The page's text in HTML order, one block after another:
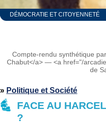
DÉMOCRATIE ET CITOYENNETÉ
Compte-rendu synthétique
Chabut</a> — <a href="/
de
» Politique et Société
FACE AU
?